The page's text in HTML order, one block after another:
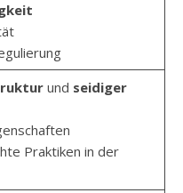
und seidiger
Praktiken in der